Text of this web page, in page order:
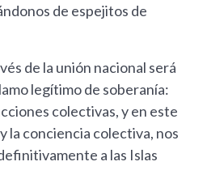
de espejitos de
de la unión nacional será
legítimo de soberanía:
colectivas, y en este
la conciencia colectiva, nos
a las Islas